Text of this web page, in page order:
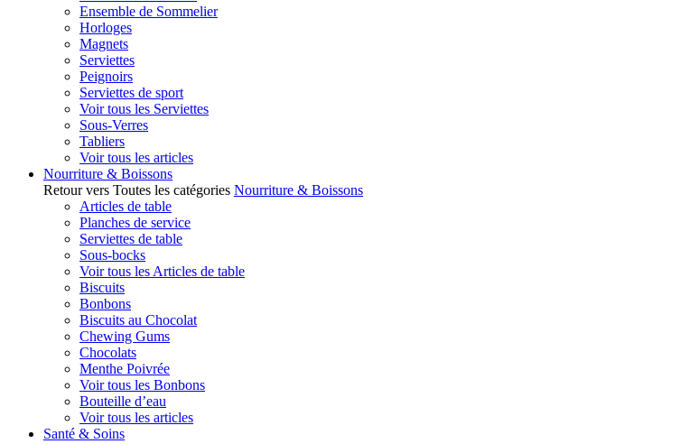
Ensemble de Sommelier
Horloges
Magnets
Serviettes
Peignoirs
Serviettes de sport
Voir tous les Serviettes
Sous-Verres
Tabliers
Voir tous les articles
Nourriture & Boissons
Retour vers Toutes les catégories Nourriture & Boissons
Articles de table
Planches de service
Serviettes de table
Sous-bocks
Voir tous les Articles de table
Biscuits
Bonbons
Biscuits au Chocolat
Chewing Gums
Chocolats
Menthe Poivrée
Voir tous les Bonbons
Bouteille d’eau
Voir tous les articles
Santé & Soins